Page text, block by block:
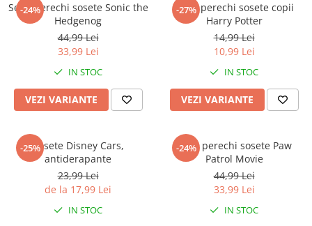
-24%
Set 5 perechi sosete Sonic the
Hedgenog
44,99 Lei
33,99 Lei
IN STOC
VEZI VARIANTE
-27%
Set 3 perechi sosete copii
Harry Potter
14,99 Lei
10,99 Lei
IN STOC
VEZI VARIANTE
-25%Sosete Disney Cars,
antiderapante
23,99 Lei
de la 17,99 Lei
IN STOC
-24%
Set 5 perechi sosete Paw
Patrol Movie
44,99 Lei
33,99 Lei
IN STOC